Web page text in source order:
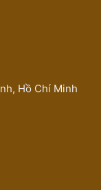
Hồ Chí Minh